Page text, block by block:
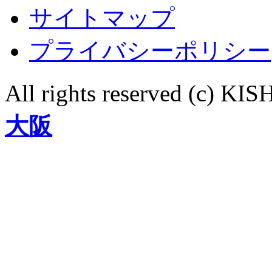
サイトマップ
プライバシーポリシー
All rights reserved (c)
大阪